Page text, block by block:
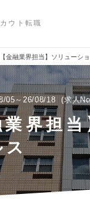
ウト転職
【金融業界担当】ソリューシ
05～26/08/18 求人
業界担
ス